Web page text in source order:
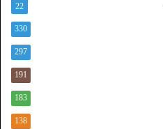
22
330
297
191
183
138